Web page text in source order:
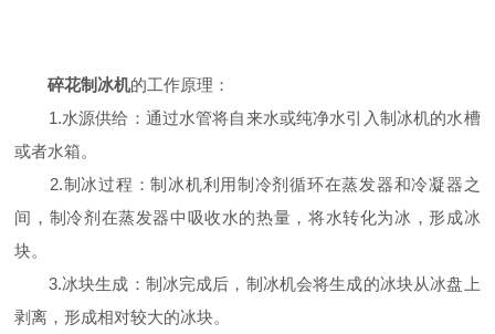
碎花制冰机的工作原理：
1.水源供给：通过水管将自来水或纯净水引入制冰机的水槽
或者水箱。
2.制冰过程：制冰机利用制冷剂循环在蒸发器和冷凝器之
间，制冷剂在蒸发器中吸收水的热量，将水转化为冰，形成冰
块。
3.冰块生成：制冰完成后，制冰机会将生成的冰块从冰盘上
剥离，形成相对较大的冰块。